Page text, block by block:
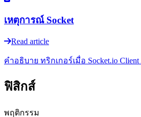
เหตุการณ์ Socket
Read article
คำอธิบาย ทริกเกอร์เมื่อ Socket.io
ฟิสิกส์
พฤติกรรม